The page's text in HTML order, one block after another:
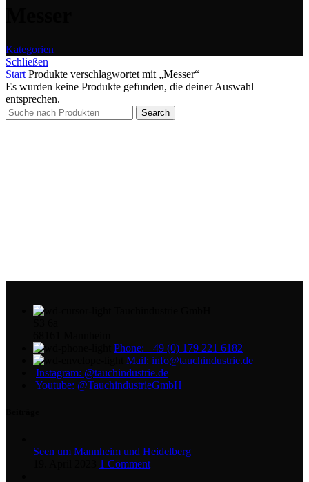
Kategorien
Schließen
Start Produkte verschlagwortet mit „Messer“
Es wurden keine Produkte gefunden, die deiner Auswahl
entsprechen.
Search
Phone: +49 (0) 179 221 6182
Mail: info@tauchindustrie.de
Instagram: @tauchindustrie.de
Youtube: @TauchindustrieGmbH
Seen um Mannheim und Heidelberg
1 Comment